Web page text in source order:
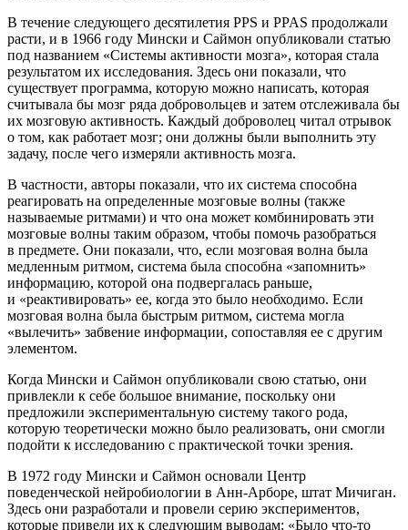
В течение следующего десятилетия PPS и PPAS продолжали
расти, и в 1966 году Мински и Саймон опубликовали статью
под названием «Системы активности мозга», которая стала
результатом их исследования. Здесь они показали, что
существует программа, которую можно написать, которая
считывала бы мозг ряда добровольцев и затем отслеживала бы
их мозговую активность. Каждый доброволец читал отрывок
о том, как работает мозг; они должны были выполнить эту
задачу, после чего измеряли активность мозга.
В частности, авторы показали, что их система способна
реагировать на определенные мозговые волны (также
называемые ритмами) и что она может комбинировать эти
мозговые волны таким образом, чтобы помочь разобраться
в предмете. Они показали, что, если мозговая волна была
медленным ритмом, система была способна «запомнить»
информацию, которой она подвергалась раньше,
и «реактивировать» ее, когда это было необходимо. Если
мозговая волна была быстрым ритмом, система могла
«вылечить» забвение информации, сопоставляя ее с другим
элементом.
Когда Мински и Саймон опубликовали свою статью, они
привлекли к себе большое внимание, поскольку они
предложили экспериментальную систему такого рода,
которую теоретически можно было реализовать, они смогли
подойти к исследованию с практической точки зрения.
В 1972 году Мински и Саймон основали Центр
поведенческой нейробиологии в Анн-Арборе, штат Мичиган.
Здесь они разработали и провели серию экспериментов,
которые привели их к следующим выводам: «Было что-то